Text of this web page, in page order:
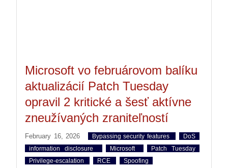
Microsoft vo februárovom balíku
aktualizácií Patch Tuesday
opravil 2 kritické a šesť aktívne
zneužívaných zraniteľností
February 16, 2026 Bypassing security features
DoS
information disclosure
Microsoft
Patch Tuesday
Privilege-escalation
RCE Spoofing